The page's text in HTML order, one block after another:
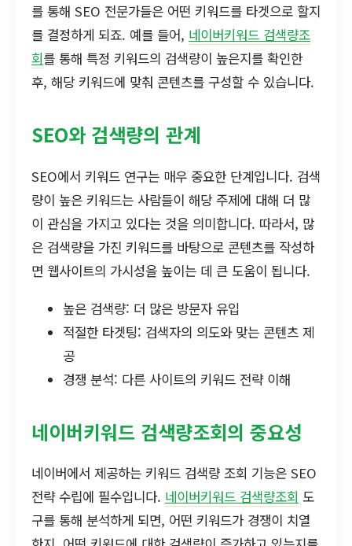
를 통해 SEO 전문가들은 어떤 키워드를 타겟으로 할지
를 결정하게 되죠. 예를 들어, 네이버키워드 검색량조
회를 통해 특정 키워드의 검색량이 높은지를 확인한
후, 해당 키워드에 맞춰 콘텐츠를 구성할 수 있습니다.
SEO와 검색량의 관계
SEO에서 키워드 연구는 매우 중요한 단계입니다. 검색
량이 높은 키워드는 사람들이 해당 주제에 대해 더 많
이 관심을 가지고 있다는 것을 의미합니다. 따라서, 많
은 검색량을 가진 키워드를 바탕으로 콘텐츠를 작성하
면 웹사이트의 가시성을 높이는 데 큰 도움이 됩니다.
높은 검색량: 더 많은 방문자 유입
적절한 타겟팅: 검색자의 의도와 맞는 콘텐츠 제
공
경쟁 분석: 다른 사이트의 키워드 전략 이해
네이버키워드 검색량조회의 중요성
네이버에서 제공하는 키워드 검색량 조회 기능은 SEO
전략 수립에 필수입니다. 네이버키워드 검색량조회 도
구를 통해 분석하게 되면, 어떤 키워드가 경쟁이 치열